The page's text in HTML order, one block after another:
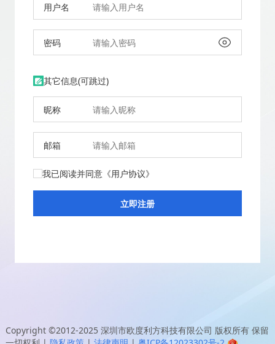
用户名
密码
其它信息(可跳过)
昵称
邮箱
我已阅读并同意 《用户协议》
Copyright ©2012-2025 深圳市欧度利方科技有限公司 版权所有 保留